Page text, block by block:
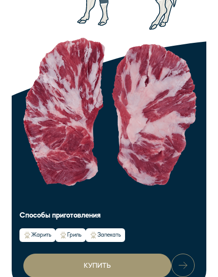
Способы приготовления
Жарить Гриль Запекать
КУПИТЬ